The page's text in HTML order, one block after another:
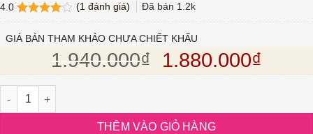
4.0
5 dựa
(1 đánh giá) Đã bán 1.2k
GIÁ BÁN THAM KHẢO CHƯA CHIẾT KHẤU
1.940.000₫ Giá gốc là:
1.880.000₫
Rượu Đỏ Ruffino Greppone Mazzi Sangiovese Grosso số lượng
THÊM VÀO GIỎ HÀNG